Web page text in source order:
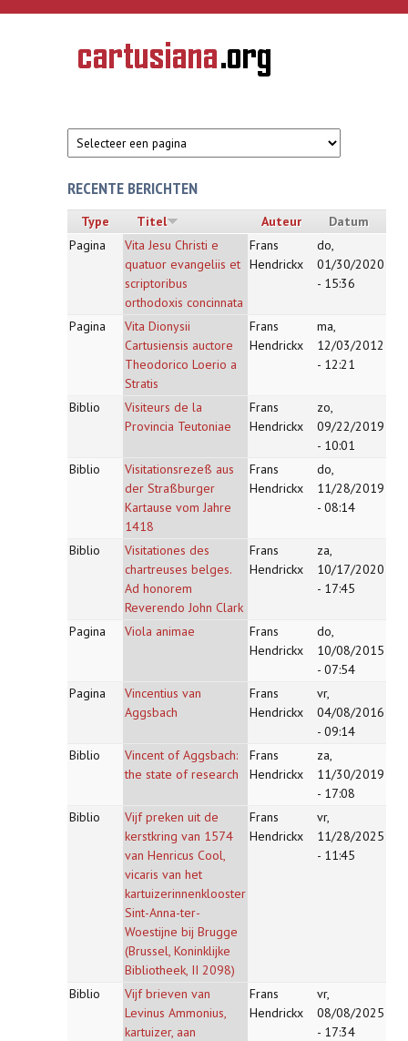
Overslaan en naar de inhoud gaan
CARTUSIANA
Geschiedenis
van de
RECENTE BERICHTEN
Type Titel Auteur
Datum
Pagina
Vita Jesu Christi e
quatuor evangeliis et
scriptoribus
orthodoxis concinnata
Frans
Hendrickx
do,
01/30/2020
- 15:36
Pagina
Vita Dionysii
Cartusiensis auctore
Theodorico Loerio a
Stratis
Frans
Hendrickx
ma,
12/03/2012
- 12:21
Biblio
Visiteurs de la
Provincia Teutoniae
Frans
Hendrickx
zo,
09/22/2019
- 10:01
Biblio
Visitationsrezeß aus
der Straßburger
Kartause vom Jahre
1418
Frans
Hendrickx
do,
11/28/2019
- 08:14
Biblio
Visitationes des
chartreuses belges.
Ad honorem
Reverendo John Clark
Frans
Hendrickx
za,
10/17/2020
- 17:45
Pagina Viola animae
Frans
Hendrickx
do,
10/08/2015
- 07:54
Pagina
Vincentius van
Aggsbach
Frans
Hendrickx
vr,
04/08/2016
- 09:14
Biblio
Vincent of Aggsbach:
the state of research
Frans
Hendrickx
za,
11/30/2019
- 17:08
Biblio
Vijf preken uit de
kerstkring van 1574
van Henricus Cool,
vicaris van het
kartuizerinnenklooster
Sint-Anna-ter-
Woestijne bij Brugge
(Brussel, Koninklijke
Bibliotheek, II 2098)
Frans
Hendrickx
vr,
11/28/2025
- 11:45
Biblio
Vijf brieven van
Levinus Ammonius,
kartuizer, aan
Frans
Hendrickx
vr,
08/08/2025
- 17:34